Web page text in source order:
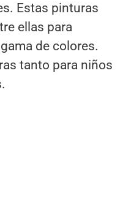
Estas pinturas
ellas para
de colores.
tanto para niños